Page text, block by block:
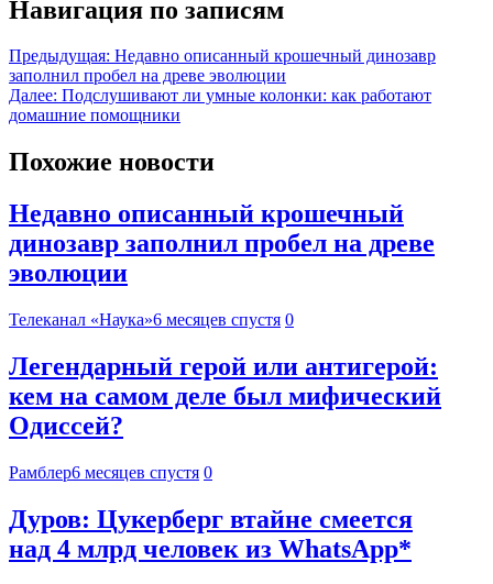
Навигация по записям
Предыдущая: Недавно описанный крошечный динозавр
заполнил пробел на древе эволюции
Далее: Подслушивают ли умные колонки: как работают
домашние помощники
Похожие новости
Недавно описанный крошечный
динозавр заполнил пробел на древе
эволюции
Телеканал «Наука»6 месяцев спустя 0
Легендарный герой или антигерой:
кем на самом деле был мифический
Одиссей?
Рамблер6 месяцев спустя 0
Дуров: Цукерберг втайне смеется
над 4 млрд человек из WhatsApp*